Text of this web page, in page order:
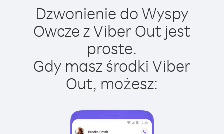
Dzwonienie do Wyspy
Owcze z Viber Out jest
proste.
Gdy masz środki Viber
Out, możesz: